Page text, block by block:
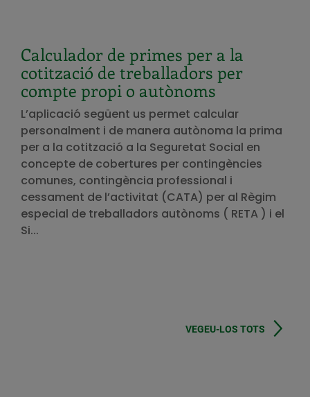
Calculador de primes per a la
cotització de treballadors per
compte propi o autònoms
L’aplicació següent us permet calcular
personalment i de manera autònoma la prima
per a la cotització a la Seguretat Social en
concepte de cobertures per contingències
comunes, contingència professional i
cessament de l’activitat (CATA) per al Règim
especial de treballadors autònoms ( RETA ) i el
Si...
VEGEU-LOS TOTS